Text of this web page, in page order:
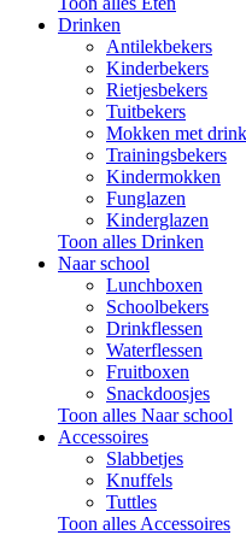
Drinken
Antilekbekers
Kinderbekers
Rietjesbekers
Tuitbekers
Mokken met
Trainingsbekers
Kindermokken
Funglazen
Kinderglazen
Toon alles Drinken
Naar school
Lunchboxen
Schoolbekers
Drinkflessen
Waterflessen
Fruitboxen
Snackdoosjes
Toon alles Naar school
Accessoires
Slabbetjes
Knuffels
Tuttles
Toon alles Accessoires